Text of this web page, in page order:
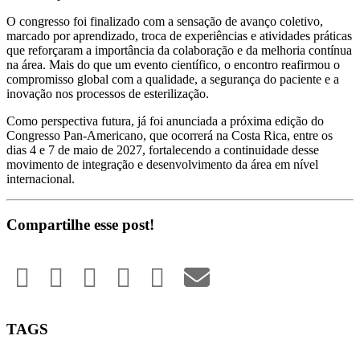
O congresso foi finalizado com a sensação de avanço coletivo,
marcado por aprendizado, troca de experiências e atividades práticas
que reforçaram a importância da colaboração e da melhoria contínua
na área. Mais do que um evento científico, o encontro reafirmou o
compromisso global com a qualidade, a segurança do paciente e a
inovação nos processos de esterilização.
Como perspectiva futura, já foi anunciada a próxima edição do
Congresso Pan-Americano, que ocorrerá na Costa Rica, entre os
dias 4 e 7 de maio de 2027, fortalecendo a continuidade desse
movimento de integração e desenvolvimento da área em nível
internacional.
Compartilhe esse post!
TAGS